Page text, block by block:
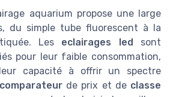
aquarium propose une large
du simple tube fluorescent à la
Les eclairages led sont
pour leur faible consommation,
capacité à offrir un spectre
comparateurde prix et de classe